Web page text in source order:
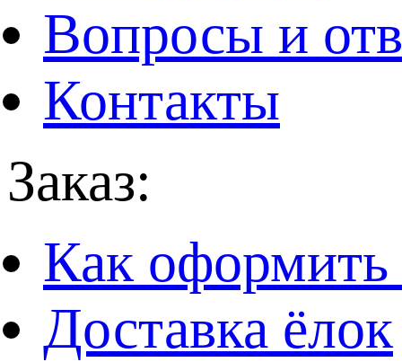
Вопросы и
Контакты
Заказ:
Как оформить
Доставка ёлок